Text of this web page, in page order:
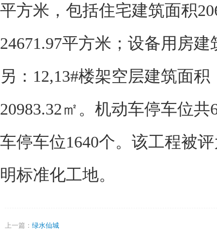
平方米，包括住宅建筑面积
24671.97平方米；设备用房建
另： 12,13#楼架空层建筑面积
20983.32㎡。机动车停车位共
车停车位1640个。该工程被
明标准化工地。
上一篇： 绿水仙城